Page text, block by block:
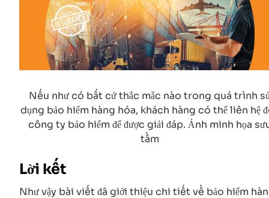
Nếu như có bất cứ thắc mắc nào trong quá trình
dụng bảo hiểm hàng hóa, khách hàng có thể liên hệ
công ty bảo hiểm để được giải đáp. Ảnh minh họa
tầm
Lời kết
Như vậy bài viết đã giới thiệu chi tiết về bảo hiểm